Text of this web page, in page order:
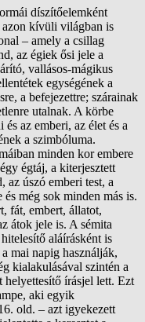
díszítőelemként
azon kívüli világban is
– amely a csillag
az égiek ősi jele a
vallásos-mágikus
egységének a
a befejezettre; szárainak
utalnak. A körbe
az emberi, az élet és a
a szimbóluma.
minden kor embere
égtáj, a kiterjesztett
az úszó emberi test, a
még sok minden más is.
fát, embert, állatot,
átok jele is. A sémita
aláírásként is
mai napig használják,
kialakulásával szintén a
helyettesítő írásjel lett. Ezt
aki egyik
old. – azt igyekezett